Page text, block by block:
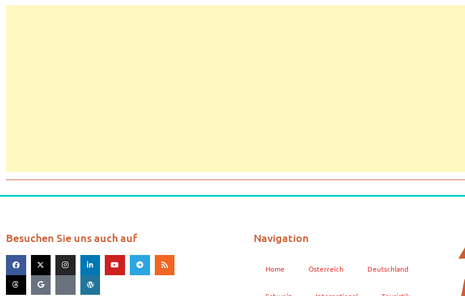
Besuchen Sie uns auch auf Navigation
Home Österreich Deutschland